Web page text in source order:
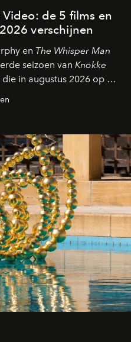
de 5 films en
verschijnen
en The Whisper Man
seizoen van Knokke
in augustus 2026 op de